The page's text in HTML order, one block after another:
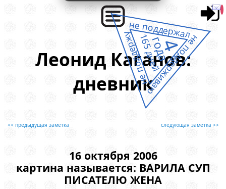
Леонид Каганов:
дневник
<< предыдущая заметка следующая заметка >>
16 октября 2006
картина называется: ВАРИЛА СУП
ПИСАТЕЛЮ ЖЕНА
не поддержал
не поддерживаю
не поддержу 4
года
165 дней